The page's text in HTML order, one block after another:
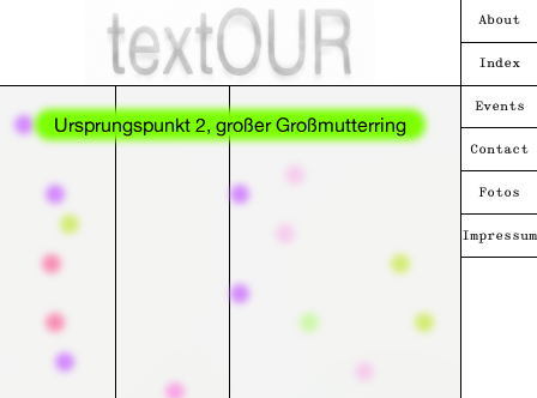
Ursprungspunkt 2, großer Großmutterring
About
Index
Events
Contact
Fotos
Impressum